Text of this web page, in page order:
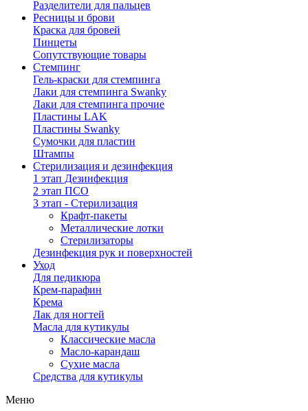
Разделители для пальцев
Ресницы и брови
Краска для бровей
Пинцеты
Сопутствующие товары
Стемпинг
Гель-краски для стемпинга
Лаки для стемпинга Swanky
Лаки для стемпинга прочие
Пластины LAK
Пластины Swanky
Сумочки для пластин
Штампы
Стерилизация и дезинфекция
1 этап Дезинфекция
2 этап ПСО
3 этап - Стерилизация
Крафт-пакеты
Металлические лотки
Стерилизаторы
Дезинфекция рук и поверхностей
Уход
Для педикюра
Крем-парафин
Крема
Лак для ногтей
Масла для кутикулы
Классические масла
Масло-карандаш
Сухие масла
Средства для кутикулы
Меню